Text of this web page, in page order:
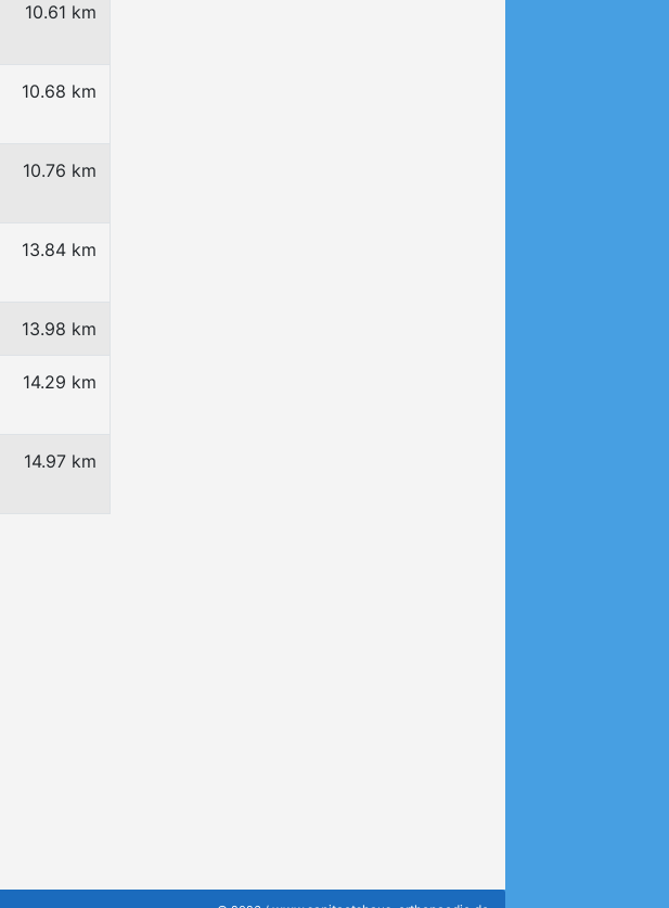
10.61 km
10.68 km
10.76 km
13.84 km
13.98 km
14.29 km
14.97 km